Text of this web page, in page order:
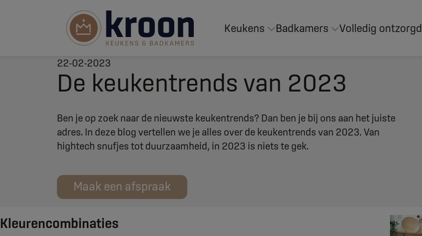
Keukens Badkamers Volledig ontzorgd
22-02-2023
De keukentrends van 2023
Ben je op zoek naar de nieuwste keukentrends? Dan ben je bij ons aan het juiste
adres. In deze blog vertellen we je alles over de keukentrends van 2023. Van
hightech snufjes tot duurzaamheid, in 2023 is niets te gek.
Maak een afspraak
Kleurencombinaties